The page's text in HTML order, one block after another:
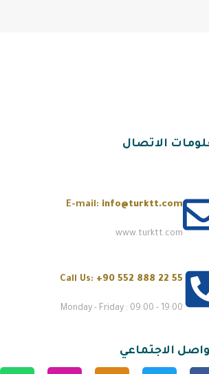
الاتصال
E-mail: info@turktt.com
www.turktt.com
Call Us: +90 552 888 22 55
Monday - Friday : 09:00 - 19:00
الاجتماعي